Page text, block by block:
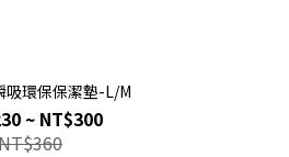
吸環保保潔墊-L/M
~ NT$300